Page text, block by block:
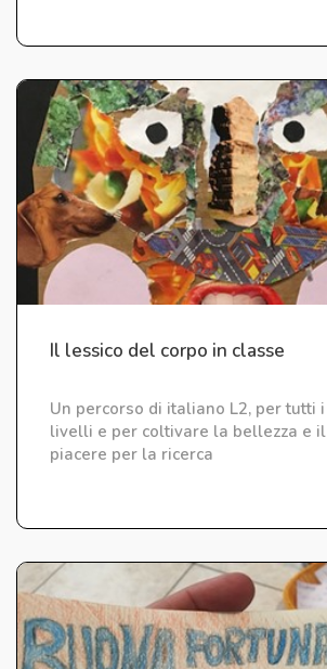
Il lessico del corpo in classe
Un percorso di italiano L2, per tutti i
livelli e per coltivare la bellezza e il
piacere per la ricerca